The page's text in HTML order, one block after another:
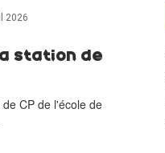
2026
station de
CP de l'école de